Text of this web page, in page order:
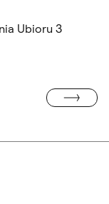
Ubioru 3